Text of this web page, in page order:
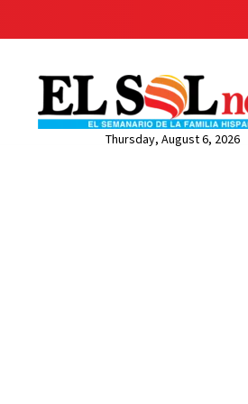
Thursday, August 6, 2026